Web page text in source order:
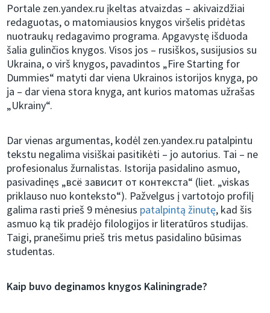
Portale zen.yandex.ru įkeltas atvaizdas – akivaizdžiai
redaguotas, o matomiausios knygos viršelis pridėtas
nuotraukų redagavimo programa. Apgavystę išduoda
šalia gulinčios knygos. Visos jos – rusiškos, susijusios su
Ukraina, o virš knygos, pavadintos „Fire Starting for
Dummies“ matyti dar viena Ukrainos istorijos knyga, po
ja – dar viena stora knyga, ant kurios matomas užrašas
„Ukrainy“.
Dar vienas argumentas, kodėl zen.yandex.ru patalpintu
tekstu negalima visiškai pasitikėti – jo autorius. Tai – ne
profesionalus žurnalistas. Istorija pasidalino asmuo,
pasivadinęs „всё зависит от контекста“ (liet. „viskas
priklauso nuo konteksto“). Pažvelgus į vartotojo profilį
galima rasti prieš 9 mėnesius patalpintą žinutę, kad šis
asmuo ką tik pradėjo filologijos ir literatūros studijas.
Taigi, pranešimu prieš tris metus pasidalino būsimas
studentas.
Kaip buvo deginamos knygos Kaliningrade?